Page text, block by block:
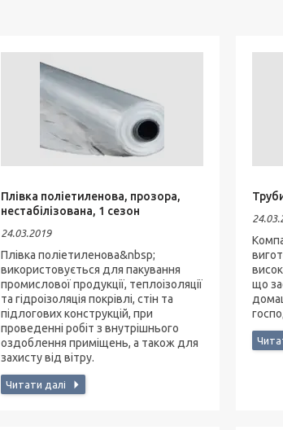
Плівка поліетиленова, прозора,
нестабілізована, 1 сезон
24.03.2019
Плівка поліетиленова&nbsp;
використовується для пакування
промислової продукції, теплоізоляції
та гідроізоляція покрівлі, стін та
підлогових конструкцій, при
проведенні робіт з внутрішнього
оздоблення приміщень, а також для
захисту від вітру.
що